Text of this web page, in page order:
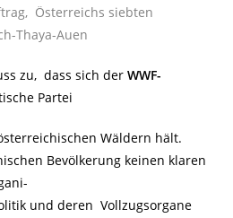
Österreichs siebten
Thaya-Auen
zu, dass sich der WWF-
Partei
Wäldern hält.
Bevölkerung keinen klaren
und deren Vollzugsorgane